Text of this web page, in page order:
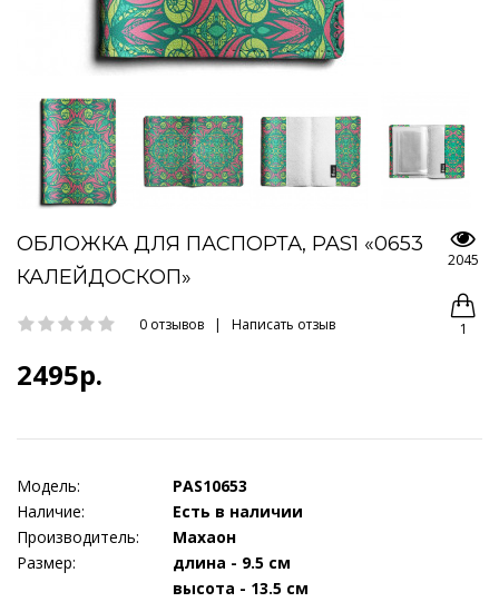
ОБЛОЖКА ДЛЯ ПАСПОРТА, PAS1 «0653
КАЛЕЙДОСКОП»
0 отзывов | Написать отзыв
2495р.
2045
1
Модель:
PAS10653
Наличие:
Есть в наличии
Производитель:
Махаон
Размер:
длина - 9.5 см
высота - 13.5 см